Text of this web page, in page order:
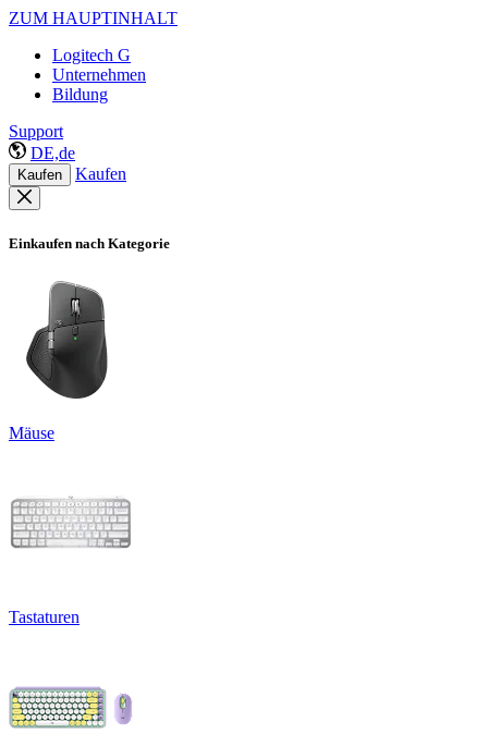
ZUM HAUPTINHALT
Logitech G
Unternehmen
Bildung
Support
DE,de
Kaufen Kaufen
Einkaufen nach Kategorie
Mäuse
Tastaturen